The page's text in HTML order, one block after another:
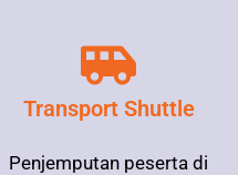
Transport Shuttle
Penjemputan peserta di